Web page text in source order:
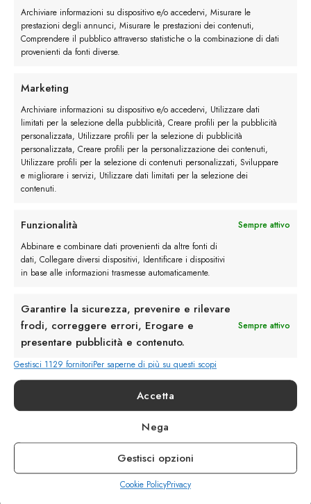
Archiviare informazioni su dispositivo e/o accedervi, Misurare le
prestazioni degli annunci, Misurare le prestazioni dei contenuti,
Comprendere il pubblico attraverso statistiche o la combinazione di dati
provenienti da fonti diverse.
Marketing
Archiviare informazioni su dispositivo e/o accedervi, Utilizzare dati
limitati per la selezione della pubblicità, Creare profili per la pubblicità
personalizzata, Utilizzare profili per la selezione di pubblicità
personalizzata, Creare profili per la personalizzazione dei contenuti,
Utilizzare profili per la selezione di contenuti personalizzati, Sviluppare
e migliorare i servizi, Utilizzare dati limitati per la selezione dei
contenuti.
Funzionalità
Sempre attivo
Abbinare e combinare dati provenienti da altre fonti di
dati, Collegare diversi dispositivi, Identificare i dispositivi
in base alle informazioni trasmesse automaticamente.
Garantire la sicurezza, prevenire e rilevare
frodi, correggere errori, Erogare e
presentare pubblicità e contenuto.
Sempre attivo
Gestisci 1129 fornitoriPer saperne di più su questi scopi
Accetta
Nega
Gestisci opzioni
Cookie PolicyPrivacy
Successivo→
Lascia un commento
Devi essere
Servizio Clienti
info@calzaturebelfiore.com
MI 20145 • Milano
Via Belfiore 9
Termini e Condizioni
Resi e Rimborsi
Spedizioni
Privacy